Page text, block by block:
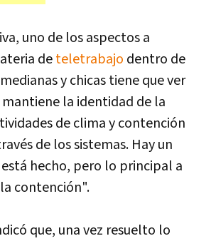
uno de los aspectos a
deteletrabajo dentro de
y chicas tiene que ver
la identidad de la
de clima y contención
de los sistemas. Hay un
hecho, pero lo principal a
contención".
que, una vez resuelto lo